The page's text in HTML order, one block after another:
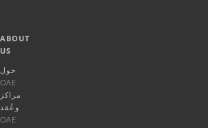
ABOUT
US
حول
OAE
مراكز
وعُقد
OAE